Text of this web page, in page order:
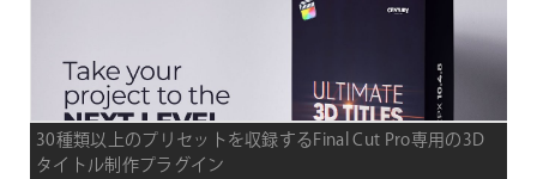
30種類以上のプリセットを収録するFinal Cut Pro専用の3D
タイトル制作プラグイン